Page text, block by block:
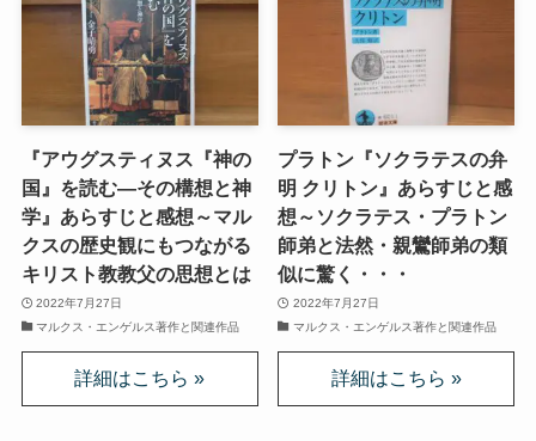
ニーチェとドストエフスキー
愛すべき遍歴の騎士ドン・キホーテ
フランス文学と歴史・文化
『レ・ミゼラブル』をもっと楽しむために
ブログ筆者イチオシの作家エミール・ゾラ
イギリス・ドイツ文学と歴史・文化
『アウグスティヌス『神の
国』を読む―その構想と神
学』あらすじと感想～マル
クスの歴史観にもつながる
キリスト教教父の思想とは
2022年7月27日
マルクス・エンゲルス著作と関連作品
プラトン『ソクラテスの弁
明 クリトン』あらすじと感
想～ソクラテス・プラトン
師弟と法然・親鸞師弟の類
似に驚く・・・
2022年7月27日
マルクス・エンゲルス著作と関連作品